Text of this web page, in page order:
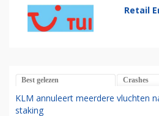
Retail
Best gelezen Crashes
KLM annuleert meerdere vluchten
staking